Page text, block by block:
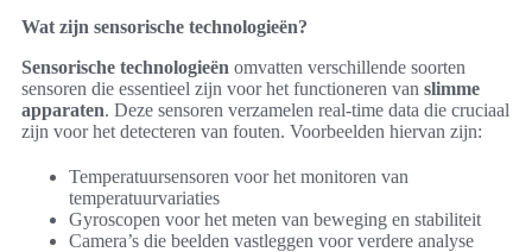
Wat zijn sensorische technologieën?
Sensorische technologieën omvatten verschillende soorten
sensoren die essentieel zijn voor het functioneren van slimme
apparaten. Deze sensoren verzamelen real-time data die cruciaal
zijn voor het detecteren van fouten. Voorbeelden hiervan zijn:
Temperatuursensoren voor het monitoren van
temperatuurvariaties
Gyroscopen voor het meten van beweging en stabiliteit
Camera’s die beelden vastleggen voor verdere analyse